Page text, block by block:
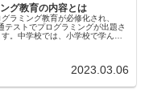
グ教育の内容とは
ラミング教育が必修化され、
テストでプログラミングが出題さ
。中学校では、小学校で学んだ
2023.03.06